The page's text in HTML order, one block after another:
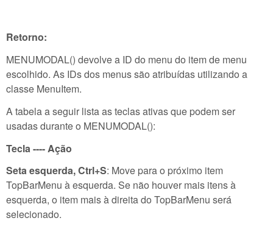
Retorno:
MENUMODAL() devolve a ID do menu do item de menu
escolhido. As IDs dos menus são atribuídas utilizando a
classe MenuItem.
A tabela a seguir lista as teclas ativas que podem ser
usadas durante o MENUMODAL():
Tecla ---- Ação
Seta esquerda, Ctrl+S: Move para o próximo item
TopBarMenu à esquerda. Se não houver mais itens à
esquerda, o item mais à direita do TopBarMenu será
selecionado.